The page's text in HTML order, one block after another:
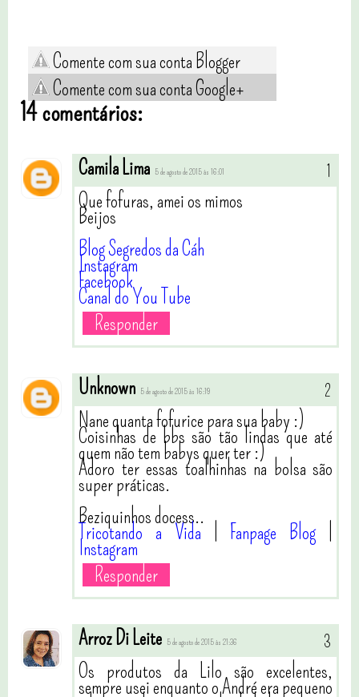
Comente com sua conta Blogger
Comente com sua conta Google+
14 comentários:
Camila Lima 5 de agosto de 2015 às 16:01
Que fofuras, amei os mimos
Beijos
Blog Segredos da Cáh
Instagram
Facebook
Canal do You Tube
Responder
Unknown 5 de agosto de 2015 às 16:19
Nane quanta fofurice para sua baby :)
Coisinhas de bbs são tão lindas que até
quem não tem babys quer ter :)
Adoro ter essas toalhinhas na bolsa são
super práticas.
Beziquinhos docess..
Tricotando a Vida Fanpage Blog|
Instagram
Responder
Arroz Di Leite 5 de agosto de 2015 às 21:36
Os produtos da Lilo são excelentes,
sempre usei enquanto o André era pequeno